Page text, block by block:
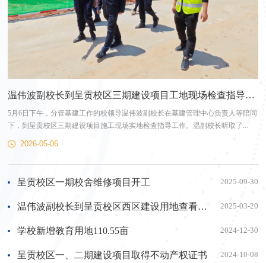
温伟波副校长到呈贡校区三期建设项目工地现场检查指导工作
5月6日下午，分管基建工作的校领导温伟波副校长在基建管理中心负责人等陪同
下，到呈贡校区三期建设项目施工现场实地检查指导工作。温副校长听取了...
2026-05-06
2025-09-30
呈贡校区一期校舍维修项目开工
2025-03-20
温伟波副校长到呈贡校区西区建设用地查看地块及边界定桩情况
2024-12-30
学校新增教育用地110.55亩
2024-10-08
呈贡校区一、二期建设项目取得不动产权证书